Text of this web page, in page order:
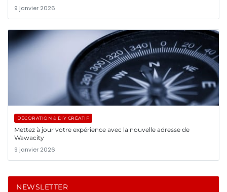
9 janvier 2026
DÉCORATION & DIY CRÉATIF
Mettez à jour votre expérience avec la nouvelle adresse de
Wawacity
9 janvier 2026
NEWSLETTER